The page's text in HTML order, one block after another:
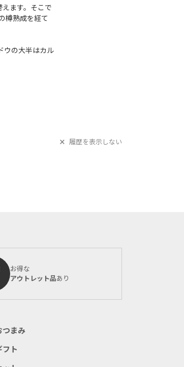
ます。そこで
樽熟成を経て
ウの大半はカル
履歴を表示しない
お得な
アウトレット品あり
つまみ
フト